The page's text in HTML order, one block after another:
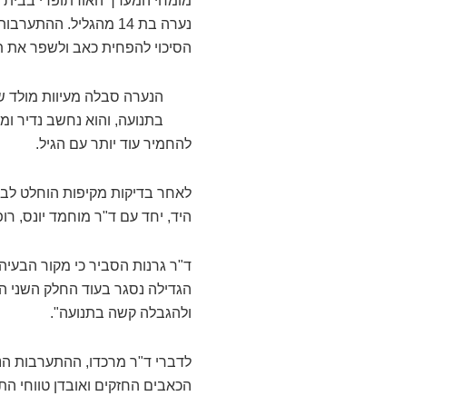
נערה בת 14 מהגליל.
הסיכוי להפחית כאב ולשפר את
הנערה סבלה מעיוות
להחמיר עוד יותר עם הגיל.
לאחר בדיקות מקיפות הוחלט
היד, יחד עם ד"ר מוחמד יונס,
ד"ר גרנות הסביר כי מקור
הגדילה נסגר בעוד החלק
ולהגבלה קשה בתנועה".
לדברי ד"ר מרכדו, ההתערבות
הכאבים החזקים ואובדן טווחי